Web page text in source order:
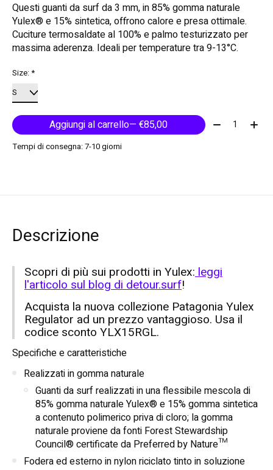
Questi guanti da surf da 3 mm, in 85% gomma naturale
Yulex® e 15% sintetica, offrono calore e presa ottimale.
Cuciture termosaldate al 100% e palmo testurizzato per
massima aderenza. Ideali per temperature tra 9-13°C.
Size:*
Aggiungi al carrello — €85,00 Quantità:
Tempi di consegna: 7-10 giorni
Descrizione
Scopri di più sui prodotti in Yulex:leggi
l'articolo sul blog di detour.surf!
Acquista la nuova collezione Patagonia Yulex
Regulator ad un prezzo vantaggioso. Usa il
codice sconto YLX15RGL.
Specifiche e caratteristiche
Realizzati in gomma naturale
Guanti da surf realizzati in una flessibile mescola di
85% gomma naturale Yulex® e 15% gomma sintetica
a contenuto polimerico priva di cloro; la gomma
naturale proviene da fonti Forest Stewardship
Council® certificate da Preferred by Nature™
Fodera ed esterno in nylon riciclato tinto in soluzione